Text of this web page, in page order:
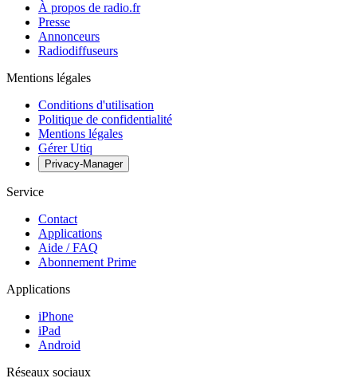
À propos de radio.fr
Presse
Annonceurs
Radiodiffuseurs
Mentions légales
Conditions d'utilisation
Politique de confidentialité
Mentions légales
Gérer Utiq
Privacy-Manager
Service
Contact
Applications
Aide / FAQ
Abonnement Prime
Applications
iPhone
iPad
Android
Réseaux sociaux